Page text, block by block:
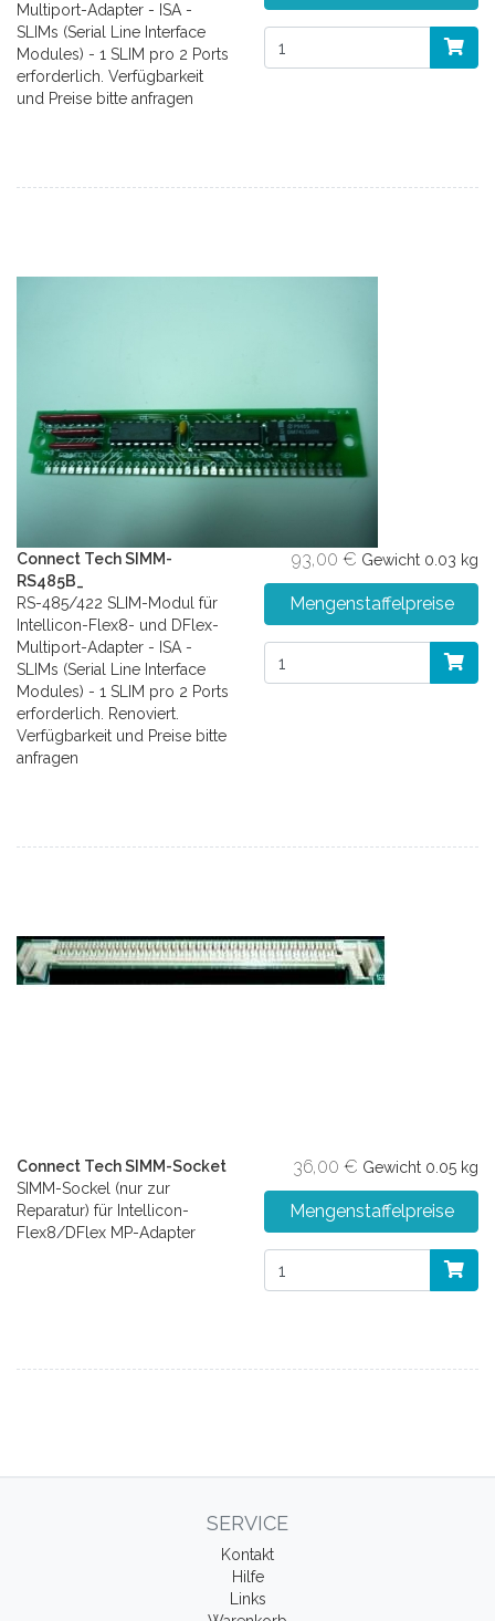
Multiport-Adapter - ISA -
SLIMs (Serial Line Interface
Modules) - 1 SLIM pro 2 Ports
erforderlich. Verfügbarkeit
und Preise bitte anfragen
Connect Tech SIMM-
RS485B_
RS-485/422 SLIM-Modul für
Intellicon-Flex8- und DFlex-
Multiport-Adapter - ISA -
SLIMs (Serial Line Interface
Modules) - 1 SLIM pro 2 Ports
erforderlich. Renoviert.
Verfügbarkeit und Preise bitte
anfragen
93,00 € Gewicht 0.03 kg
Mengenstaffelpreise
Connect Tech SIMM-Socket
SIMM-Sockel (nur zur
Reparatur) für Intellicon-
Flex8/DFlex MP-Adapter
36,00 € Gewicht 0.05 kg
Mengenstaffelpreise
SERVICE
Kontakt
Hilfe
Links